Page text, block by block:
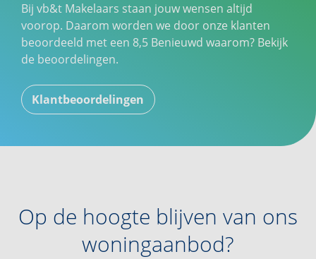
Bij vb&t Makelaars staan jouw wensen altijd
voorop. Daarom worden we door onze klanten
beoordeeld met een 8,5 Benieuwd waarom? Bekijk
de beoordelingen.
Klantbeoordelingen
Op de hoogte blijven van ons
woningaanbod?